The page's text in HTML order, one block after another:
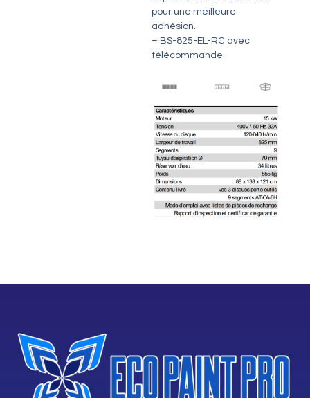
pour une meilleure
adhésion.
– BS-825-EL-RC avec
télécommande